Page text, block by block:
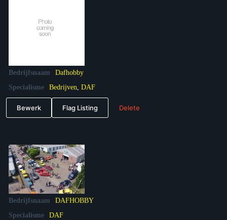
Bedrijfsnaam
Dafhobby
Specialisme
Bedrijven DAF
Bewerk Flag Listing Delete
Bedrijfsnaam
DAFHOBBY
Specialisme
DAF